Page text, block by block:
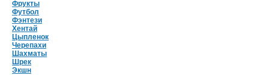
Фрукты
Футбол
Фэнтези
Хентай
Цыпленок
Черепахи
Шахматы
Шрек
Экшн